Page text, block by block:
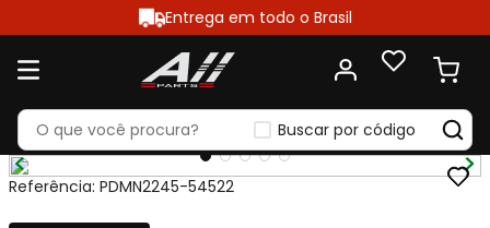
Entrega em todo o Brasil
Buscar por código
Referência: PDMN2245-54522